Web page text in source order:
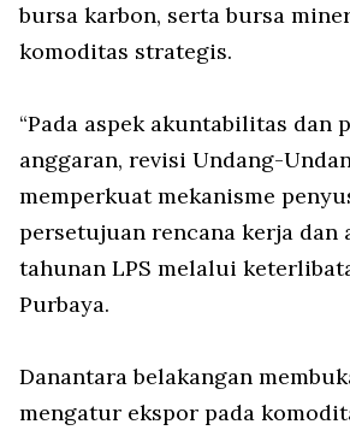
bursa karbon, serta bursa
komoditas strategis.
“Pada aspek akuntabilitas dan
anggaran, revisi Undang-
memperkuat mekanisme
persetujuan rencana kerja dan
tahunan LPS melalui
Purbaya.
Danantara belakangan
mengatur ekspor pada